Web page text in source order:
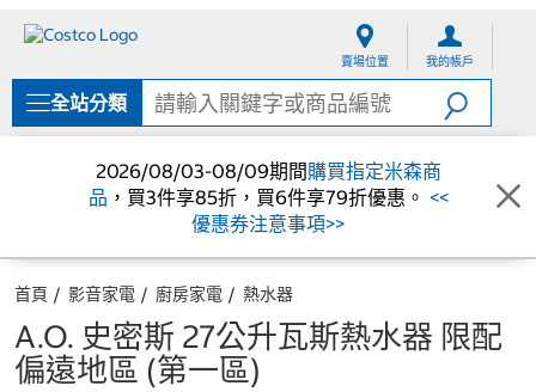
單
賣場位置 我的帳戶
全站分類
2026/08/03-08/09期間購買指定米森商
品 ，買3件享85折，買6件享79折優惠。 <<
優惠券注意事項>>
首頁 影音家電 廚房家電 熱水器
A.O. 史密斯 27公升瓦斯熱水器 限配
偏遠地區 (第一區)